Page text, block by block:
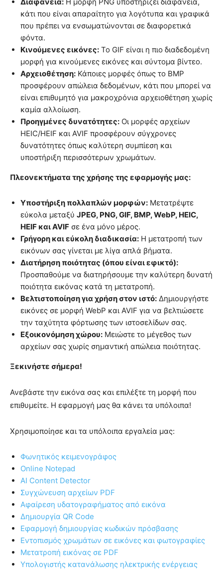
κάτι που είναι απαραίτητο για λογότυπα και γραφικά
που πρέπει να ενσωματώνονται σε διαφορετικά
φόντα.
Κινούμενες εικόνες: Το GIF είναι η πιο διαδεδομένη
μορφή για κινούμενες εικόνες και σύντομα βίντεο.
Αρχειοθέτηση: Κάποιες μορφές όπως το BMP
προσφέρουν απώλεια δεδομένων, κάτι που μπορεί να
είναι επιθυμητό για μακροχρόνια αρχειοθέτηση χωρίς
καμία αλλοίωση.
Προηγμένες δυνατότητες: Οι μορφές αρχείων
HEIC/HEIF και AVIF προσφέρουν σύγχρονες
δυνατότητες όπως καλύτερη συμπίεση και
υποστήριξη περισσότερων χρωμάτων.
Πλεονεκτήματα της χρήσης της εφαρμογής μας:
Υποστήριξη πολλαπλών μορφών: Μετατρέψτε
εύκολα μεταξύ JPEG, PNG, GIF, BMP, WebP, HEIC,
HEIF και AVIF σε ένα μόνο μέρος.
Γρήγορη και εύκολη διαδικασία: Η μετατροπή των
εικόνων σας γίνεται με λίγα απλά βήματα.
Διατήρηση ποιότητας (όπου είναι εφικτό):
Προσπαθούμε να διατηρήσουμε την καλύτερη δυνατή
ποιότητα εικόνας κατά τη μετατροπή.
Βελτιστοποίηση για χρήση στον ιστό: Δημιουργήστε
εικόνες σε μορφή WebP και AVIF για να βελτιώσετε
την ταχύτητα φόρτωσης των ιστοσελίδων σας.
Εξοικονόμηση χώρου: Μειώστε το μέγεθος των
αρχείων σας χωρίς σημαντική απώλεια ποιότητας.
Ξεκινήστε σήμερα!
Ανεβάστε την εικόνα σας και επιλέξτε τη μορφή που
επιθυμείτε. Η εφαρμογή μας θα κάνει τα υπόλοιπα!
Χρησιμοποίησε και τα υπόλοιπα εργαλεία μας:
Φωνητικός κειμενογράφος
Online Notepad
AI Content Detector
Συγχώνευση αρχείων PDF
Αφαίρεση υδατογραφήματος από εικόνα
Δημιουργία QR Code
Εφαρμογή δημιουργίας κωδικών πρόσβασης
Εντοπισμός χρωμάτων σε εικόνες και φωτογραφίες
Μετατροπή εικόνας σε PDF
Υπολογιστής κατανάλωσης ηλεκτρικής ενέργειας